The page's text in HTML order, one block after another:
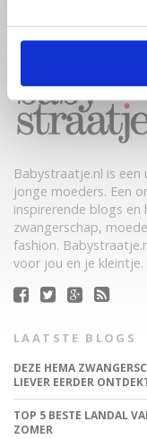
Babystraatje.nl is
jonge moeders. Een
inspirerende blogs
zwangerschap,
fashion.
voor jou en je kleintje.
LAATSTE BLOGS
DEZE HEMA
LIEVER EERDER
TOP 5 BESTE LANDAL
ZOMER